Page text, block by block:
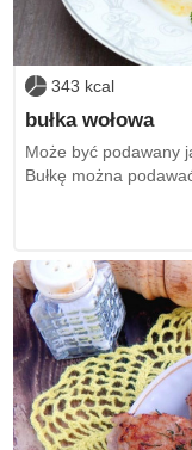
343 kcal
bułka wołowa
Może być podawany
Bułkę można